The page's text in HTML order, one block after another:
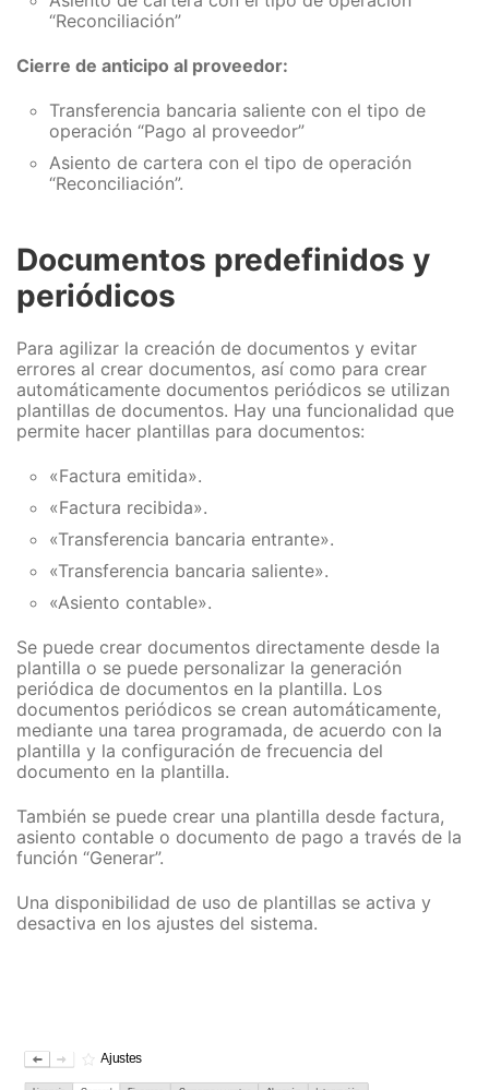
“Reconciliación”
Cierre de anticipo al proveedor:
Transferencia bancaria saliente con el tipo de
operación “Pago al proveedor”
Asiento de cartera con el tipo de operación
“Reconciliación”.
Documentos predefinidos y
periódicos
Para agilizar la creación de documentos y evitar
errores al crear documentos, así como para crear
automáticamente documentos periódicos se utilizan
plantillas de documentos. Hay una funcionalidad que
permite hacer plantillas para documentos:
«Factura emitida».
«Factura recibida».
«Transferencia bancaria entrante».
«Transferencia bancaria saliente».
«Asiento contable».
Se puede crear documentos directamente desde la
plantilla o se puede personalizar la generación
periódica de documentos en la plantilla. Los
documentos periódicos se crean automáticamente,
mediante una tarea programada, de acuerdo con la
plantilla y la configuración de frecuencia del
documento en la plantilla.
También se puede crear una plantilla desde factura,
asiento contable o documento de pago a través de la
función “Generar”.
Una disponibilidad de uso de plantillas se activa y
desactiva en los ajustes del sistema.